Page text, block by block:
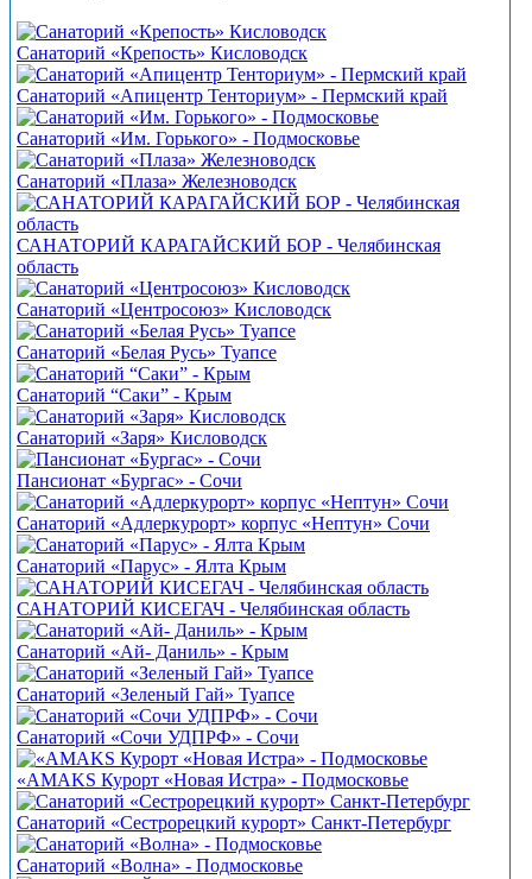
Санаторий «Крепость» Кисловодск
Санаторий «Апицентр Тенториум» - Пермский край
Санаторий «Им. Горького» - Подмосковье
Санаторий «Плаза» Железноводск
САНАТОРИЙ КАРАГАЙСКИЙ БОР - Челябинская
область
Санаторий «Центросоюз» Кисловодск
Санаторий «Белая Русь» Туапсе
Санаторий “Саки” - Крым
Санаторий «Заря» Кисловодск
Пансионат «Бургас» - Сочи
Санаторий «Адлеркурорт» корпус «Нептун» Сочи
Санаторий «Парус» - Ялта Крым
САНАТОРИЙ КИСЕГАЧ - Челябинская область
Санаторий «Ай- Даниль» - Крым
Санаторий «Зеленый Гай» Туапсе
Санаторий «Сочи УДПРФ» - Сочи
«АMAKS Курорт «Новая Истра» - Подмосковье
Санаторий «Сестрорецкий курорт» Санкт-Петербург
Санаторий «Волна» - Подмосковье